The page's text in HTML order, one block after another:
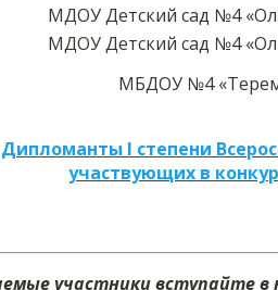
МДОУ Детский сад №4
МДОУ Детский сад №4
МБДОУ №4
Дипломанты I степени
участвующих в
участники вступайте в